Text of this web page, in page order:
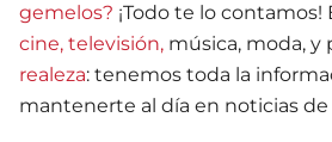
gemelos? ¡Todo te lo
cine, televisión, música, moda, y
realeza: tenemos toda la
mantenerte al día en noticias